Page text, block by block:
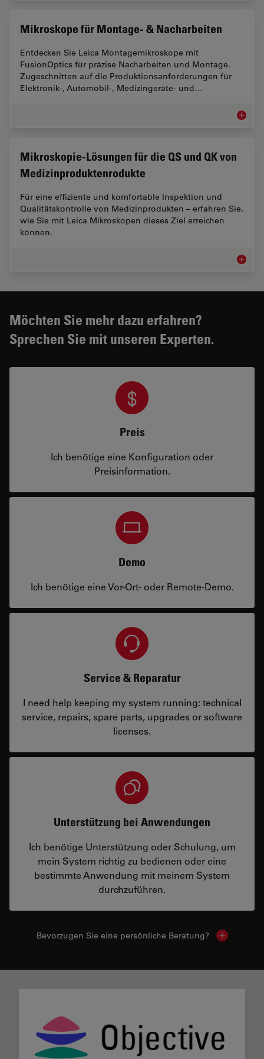
Mikroskope für Montage- & Nacharbeiten
Entdecken Sie Leica Montagemikroskope mit
FusionOptics für präzise Nacharbeiten und Montage.
Zugeschnitten auf die Produktionsanforderungen für
Elektronik-, Automobil-, Medizingeräte- und…
Mikroskopie-Lösungen für die QS und QK von
Medizinproduktenrodukte
Für eine effiziente und komfortable Inspektion und
Qualitätskontrolle von Medizinprodukten – erfahren Sie,
wie Sie mit Leica Mikroskopen dieses Ziel erreichen
können.
Möchten Sie mehr dazu erfahren?
Sprechen Sie mit unseren Experten.
Preis
Ich benötige eine Konfiguration oder
Preisinformation.
Demo
Ich benötige eine Vor-Ort- oder Remote-Demo.
Service & Reparatur
I need help keeping my system running: technical
service, repairs, spare parts, upgrades or software
licenses.
Unterstützung bei Anwendungen
Ich benötige Unterstützung oder Schulung, um
mein System richtig zu bedienen oder eine
bestimmte Anwendung mit meinem System
durchzuführen.
Bevorzugen Sie eine persönliche Beratung? Show